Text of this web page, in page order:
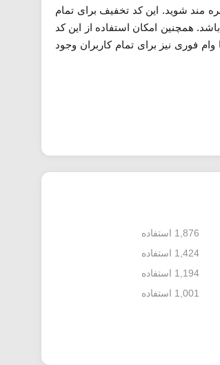
مند شوید. این کد تخفیف برای تمام
داشته باشید که حداقل رقم خرید برای اعمال این کد 20 میلیون تومان می باشد. همچنین امکان استفاده از این کد
فوری نیز برای تمام کاربران وجود
1,876 استفاده
1,424 استفاده
1,194 استفاده
1,001 استفاده